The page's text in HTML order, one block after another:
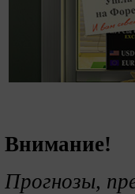
Внимание!
Прогнозы,